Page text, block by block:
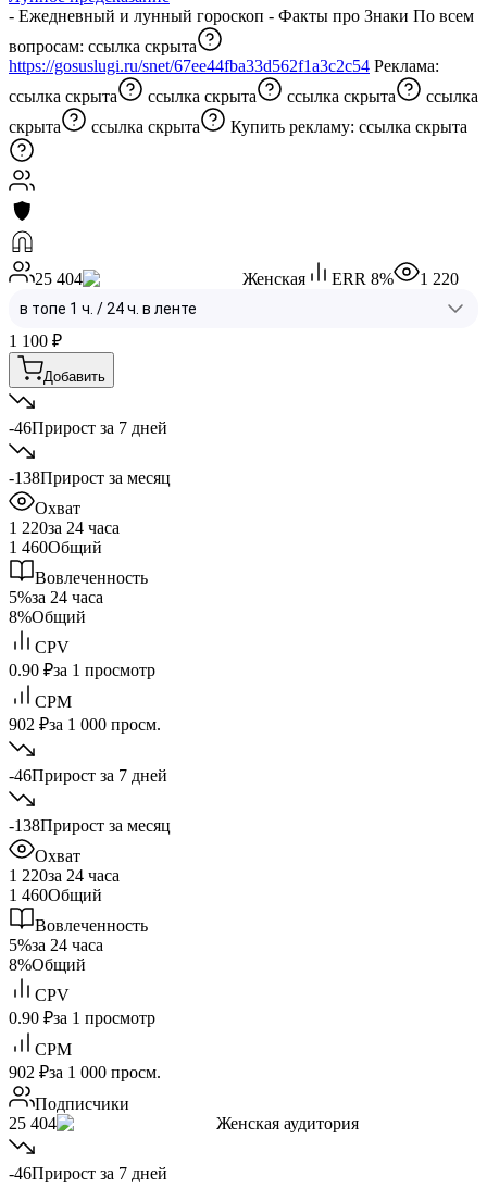
- Ежедневный и лунный гороскоп - Факты про Знаки По всем
вопросам: ссылка скрыта
https://gosuslugi.ru/snet/67ee44fba33d562f1a3c2c54 Реклама:
ссылка скрыта
ссылка скрыта ссылка скрыта
ссылка
скрыта
ссылка скрыта Купить рекламу: ссылка скрыта
25 404 Женская ERR 8% 1 220
1 100 ₽
Добавить
-46Прирост за 7 дней
-138Прирост за месяц
Охват
1 220за 24 часа
1 460Общий
Вовлеченность
5%за 24 часа
8%Общий
CPV
0.90 ₽за 1 просмотр
CPM
902 ₽за 1 000 просм.
-46Прирост за 7 дней
-138Прирост за месяц
Охват
1 220за 24 часа
1 460Общий
Вовлеченность
5%за 24 часа
8%Общий
CPV
0.90 ₽за 1 просмотр
CPM
902 ₽за 1 000 просм.
Подписчики
25 404
Женская аудитория
-46Прирост за 7 дней